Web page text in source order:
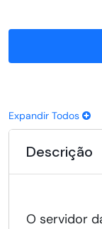
Expandir Todos
Descrição
O servidor